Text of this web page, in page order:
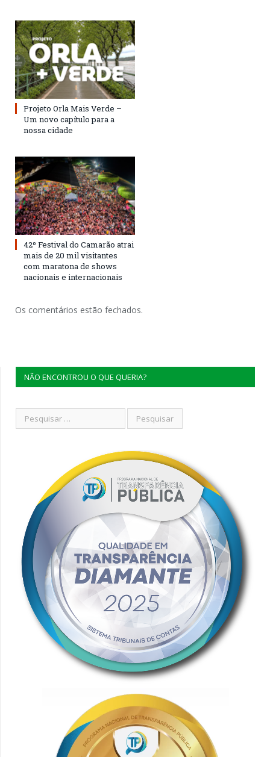
Projeto Orla Mais Verde –
Um novo capítulo para a
nossa cidade
42º Festival do Camarão atrai
mais de 20 mil visitantes
com maratona de shows
nacionais e internacionais
Os comentários estão fechados.
NÃO ENCONTROU O QUE QUERIA?